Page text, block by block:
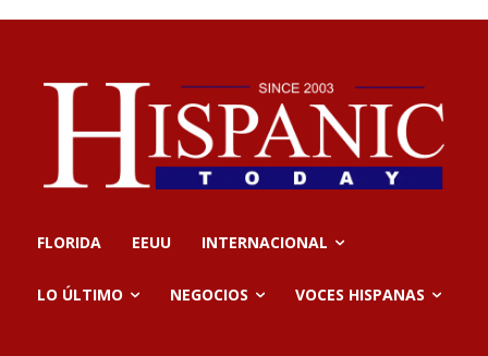
FLORIDA EEUU INTERNACIONAL
LO ÚLTIMO NEGOCIOS VOCES HISPANAS